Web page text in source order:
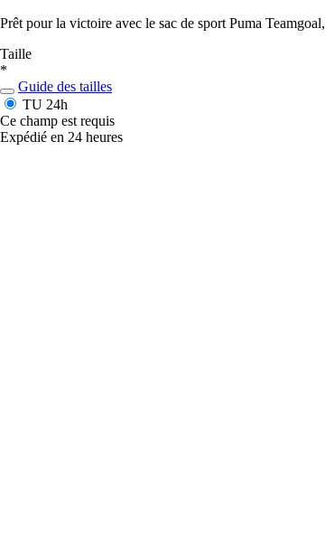
Prêt pour la victoire avec le sac de sport Puma
Taille
*
Guide des tailles
TU 24h
Ce champ est requis
Expédié en 24 heures